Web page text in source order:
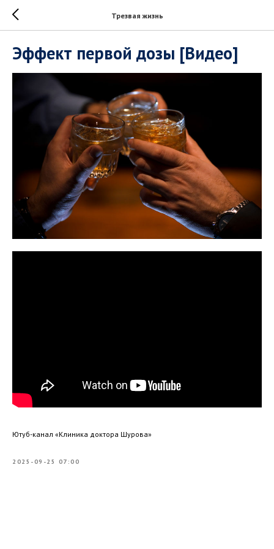
Трезвая жизнь
Эффект первой дозы [Видео]
Ютуб-канал «Клиника доктора Шурова»
2025-09-25 07:00